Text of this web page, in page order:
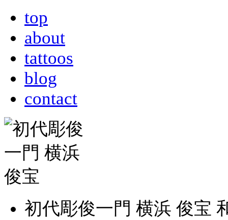
top
about
tattoos
blog
contact
初代彫俊一門 横浜 俊宝